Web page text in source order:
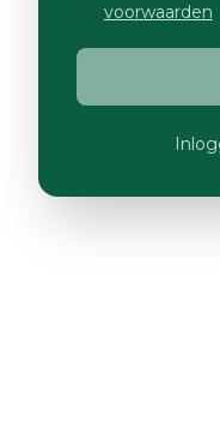
voorwaarden